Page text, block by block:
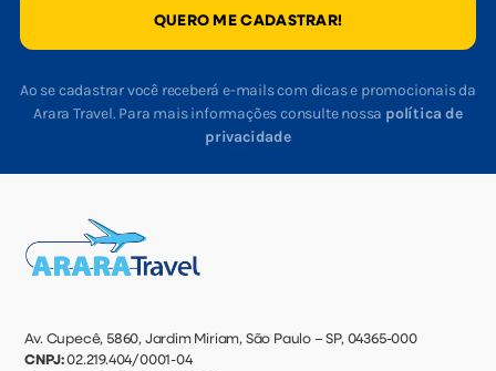
QUERO ME CADASTRAR!
Ao se cadastrar você receberá e-mails com dicas e promocionais da
Arara Travel. Para mais informações consulte nossa política de
privacidade
Av. Cupecê, 5860, Jardim Miriam, São Paulo – SP, 04365-000
CNPJ:02.219.404/0001-04